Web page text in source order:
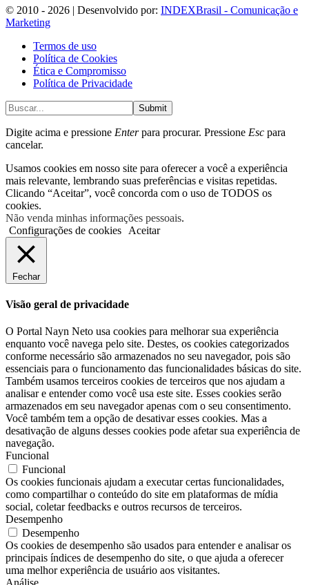
© 2010 - 2026 | Desenvolvido por: INDEXBrasil - Comunicação e
Marketing
Termos de uso
Política de Cookies
Ética e Compromisso
Política de Privacidade
Submit
Digite acima e pressione Enterpara procurar. Pressione Esc para
cancelar.
Usamos cookies em nosso site para oferecer a você a experiência
mais relevante, lembrando suas preferências e visitas repetidas.
Clicando “Aceitar”, você concorda com o uso de TODOS os
cookies.
Não venda minhas informações pessoais.
Configurações de cookies
Aceitar
Fechar
Visão geral de privacidade
O Portal Nayn Neto usa cookies para melhorar sua experiência
enquanto você navega pelo site. Destes, os cookies categorizados
conforme necessário são armazenados no seu navegador, pois são
essenciais para o funcionamento das funcionalidades básicas do site.
Também usamos terceiros cookies de terceiros que nos ajudam a
analisar e entender como você usa este site. Esses cookies serão
armazenados em seu navegador apenas com o seu consentimento.
Você também tem a opção de desativar esses cookies. Mas a
desativação de alguns desses cookies pode afetar sua experiência de
navegação.
Funcional
Funcional
Os cookies funcionais ajudam a executar certas funcionalidades,
como compartilhar o conteúdo do site em plataformas de mídia
social, coletar feedbacks e outros recursos de terceiros.
Desempenho
Desempenho
Os cookies de desempenho são usados ​​para entender e analisar os
principais índices de desempenho do site, o que ajuda a oferecer
uma melhor experiência de usuário aos visitantes.